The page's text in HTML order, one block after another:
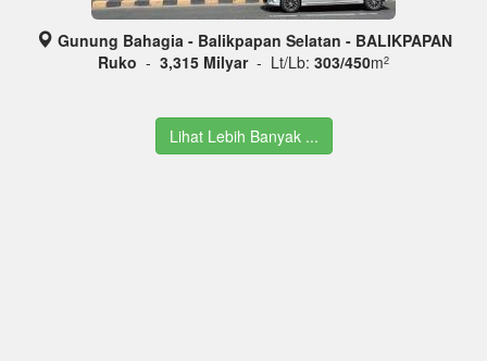
Gunung Bahagia - Balikpapan Selatan - BALIKPAPAN
Ruko - 3,315 Milyar - Lt/Lb: 303/450m2
Lihat Lebih Banyak ...